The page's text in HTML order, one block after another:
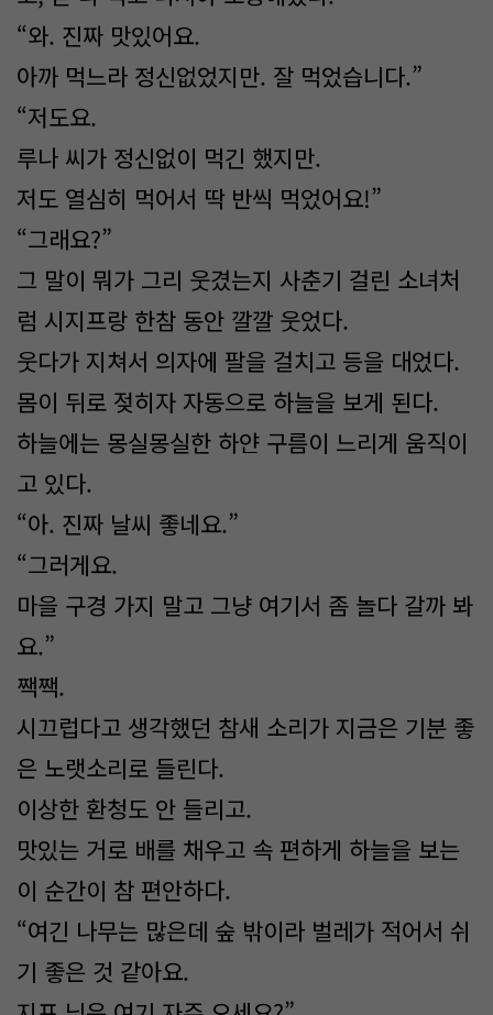
“와. 진짜 맛있어요.
아까 먹느라 정신없었지만. 잘 먹었습니다.”
“저도요.
루나 씨가 정신없이 먹긴 했지만.
저도 열심히 먹어서 딱 반씩 먹었어요!”
“그래요?”
그 말이 뭐가 그리 웃겼는지 사춘기 걸린 소녀처
럼 시지프랑 한참 동안 깔깔 웃었다.
웃다가 지쳐서 의자에 팔을 걸치고 등을 대었다.
몸이 뒤로 젖히자 자동으로 하늘을 보게 된다.
하늘에는 몽실몽실한 하얀 구름이 느리게 움직이
고 있다.
“아. 진짜 날씨 좋네요.”
“그러게요.
마을 구경 가지 말고 그냥 여기서 좀 놀다 갈까 봐
요.”
짹짹.
시끄럽다고 생각했던 참새 소리가 지금은 기분 좋
은 노랫소리로 들린다.
이상한 환청도 안 들리고.
맛있는 거로 배를 채우고 속 편하게 하늘을 보는
이 순간이 참 편안하다.
“여긴 나무는 많은데 숲 밖이라 벌레가 적어서 쉬
기 좋은 것 같아요.